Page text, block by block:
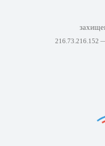
216.73.216.152